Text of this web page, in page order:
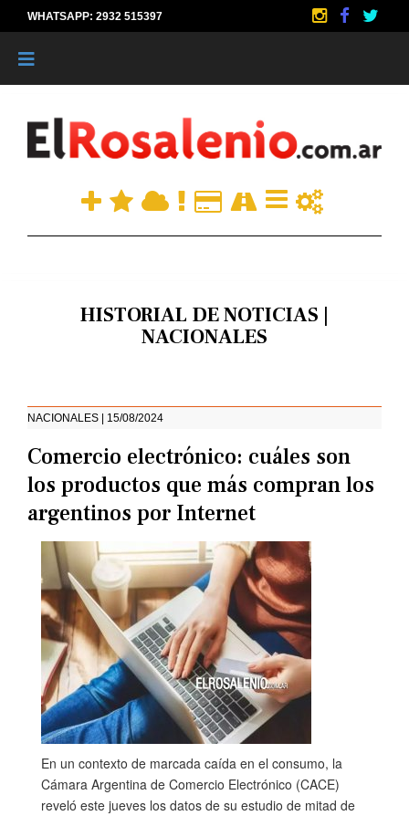
WHATSAPP: 2932 515397
HISTORIAL DE NOTICIAS |
NACIONALES
NACIONALES | 15/08/2024
Comercio electrónico: cuáles son
los productos que más compran los
argentinos por Internet
En un contexto de marcada caída en el consumo, la
Cámara Argentina de Comercio Electrónico (CACE)
reveló este jueves los datos de su estudio de mitad de